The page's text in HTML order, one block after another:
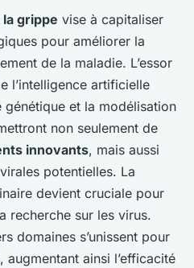
grippe vise à capitaliser
pour améliorer la
de la maladie. L’essor
l’intelligence artificielle
génétique et la modélisation
non seulement de
innovants, mais aussi
potentielles. La
devient cruciale pour
recherche sur les virus.
domaines s’unissent pour
ainsi l’efficacité